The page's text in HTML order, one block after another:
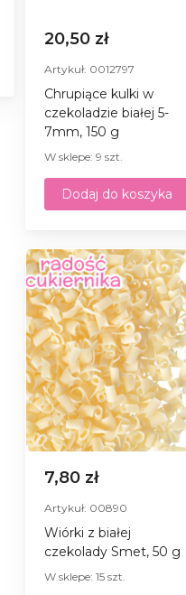
20,50 zł
Artykuł: 0012797
Chrupiące kulki w
czekoladzie białej 5-
7mm, 150 g
W sklepe: 9 szt.
Dodaj do koszyka
7,80 zł
Artykuł: 00890
Wiórki z białej
czekolady Smet, 50 g
W sklepe: 15 szt.